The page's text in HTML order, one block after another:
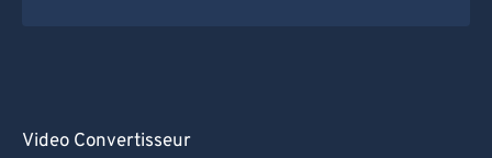
Video Convertisseur